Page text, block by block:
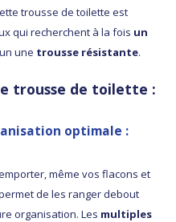
trousse de toilette est
qui recherchent à la fois un
une trousse résistante.
trousse de toilette :
optimale :
même vos flacons et
de les ranger debout
organisation. Les multiples